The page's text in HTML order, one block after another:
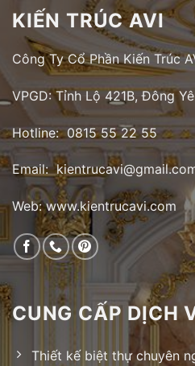
KIẾN TRÚC AVI
Công Ty Cổ Phần Kiến Trúc
VPGD: Tỉnh Lộ 421B, Đông
Hotline: 0815 55 22 55
Email:
Web: www.kientrucavi.com
CUNG CẤP DỊCH
Thiết kế biệt thự chuyên